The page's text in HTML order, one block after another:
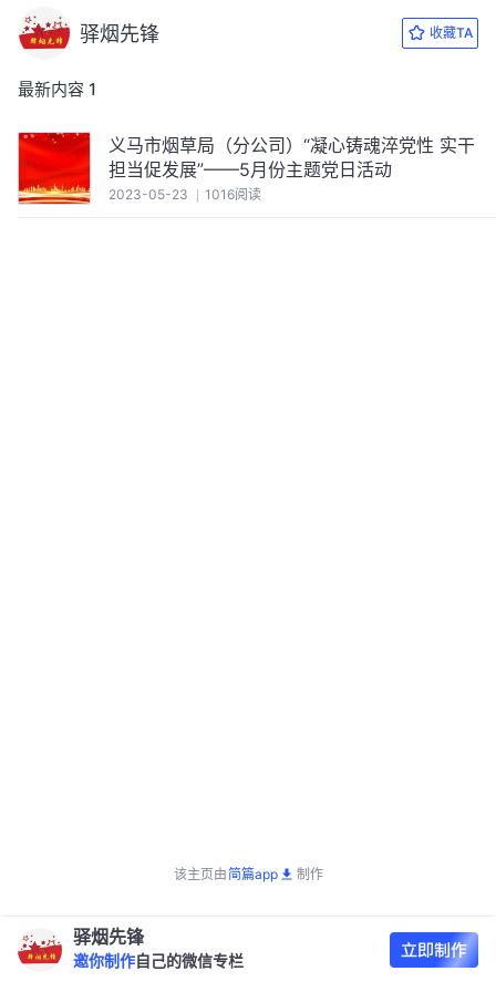
驿烟先锋 收藏TA
最新内容 1
义马市烟草局（分公司）“凝心铸魂淬党性 实干
担当促发展”——5月份主题党日活动
2023-05-23 1016阅读
该主页由简篇app 制作
驿烟先锋
邀你制作 自己的微信专栏